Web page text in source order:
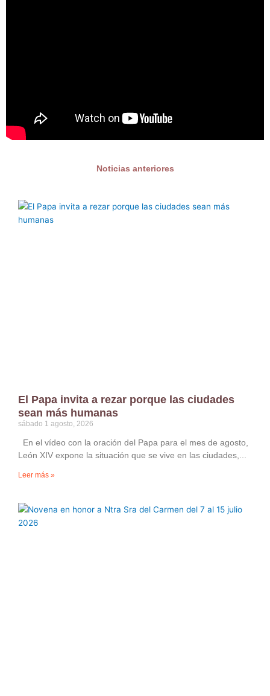
Noticias anteriores
El Papa invita a rezar porque las ciudades
sean más humanas
sábado 1 agosto, 2026
En el vídeo con la oración del Papa para el mes de agosto,
León XIV expone la situación que se vive en las ciudades,
Leer más »